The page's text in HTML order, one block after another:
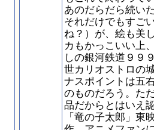
あのだらだら続い
それだけでもすご
ね？）が、絵も美
カもかっこいい上
しの銀河鉄道９９
世カリオストロの
ナスポイントは五
のものだろう。た
品だからとはいえ
「竜の子太郎」東